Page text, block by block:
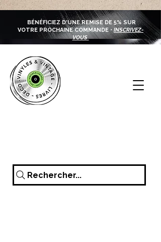
BÉNÉFICIEZ D'UNE REMISE DE 5% SUR
VOTRE PROCHAINE COMMANDE • INSCRIVEZ-
VOUS
Rechercher...